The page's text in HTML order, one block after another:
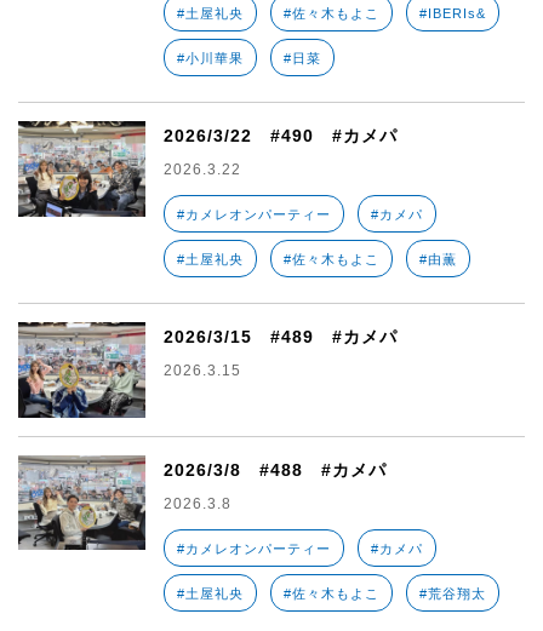
#土屋礼央 #佐々木もよこ #IBERIs&
#小川華果 #日菜
2026/3/22 #490 #カメパ
2026.3.22
#カメレオンパーティー #カメパ
#土屋礼央 #佐々木もよこ #由薫
2026/3/15 #489 #カメパ
2026.3.15
2026/3/8 #488 #カメパ
2026.3.8
#カメレオンパーティー #カメパ
#土屋礼央 #佐々木もよこ #荒谷翔太